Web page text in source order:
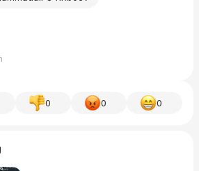
0 0 0